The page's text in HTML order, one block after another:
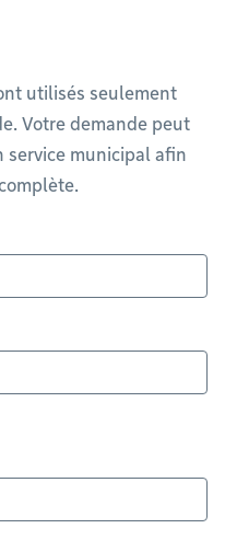
utilisés seulement
Votre demande peut
service municipal afin